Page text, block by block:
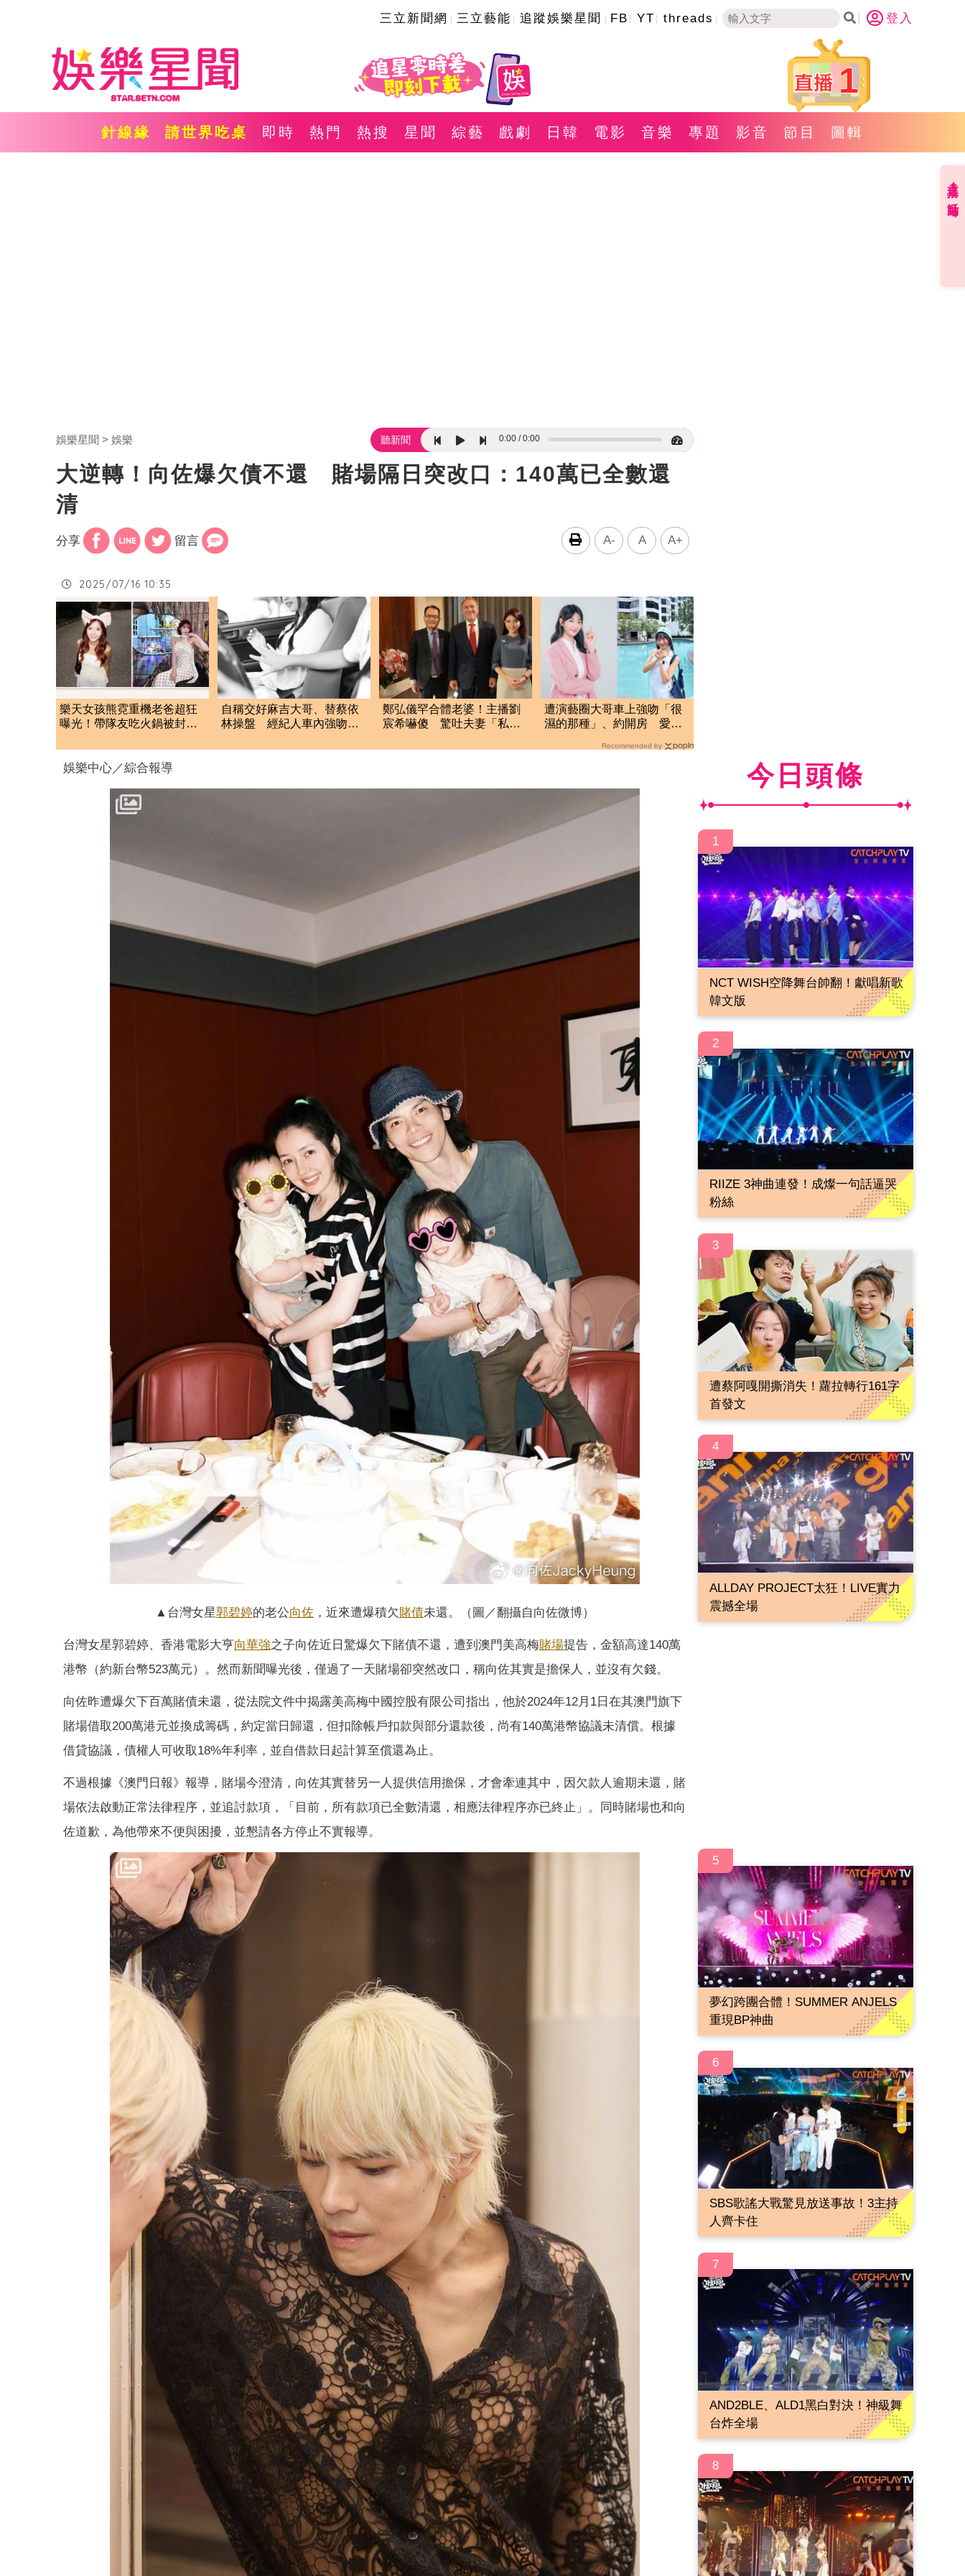
三立新聞網 三立藝能 追蹤娛樂星聞 FB YT threads 登入
1
針線緣 請世界吃桌 即時 熱門 熱搜 星聞 綜藝 戲劇 日韓 電影 音樂 專題 影音 節目 圖輯
娛樂星聞 娛樂 聽新聞 0:00 0:00
大逆轉！向佐爆欠債不還 賭場隔日突改口：140萬已全數還
清
分享 留言 A- A A+
2025/07/16 10:35
樂天女孩熊霓重機老爸超狂
曝光！帶隊友吃火鍋被封國
自稱交好麻吉大哥、替蔡依
林操盤 經紀人車內強吻女
鄭弘儀罕合體老婆！主播劉
宸希嚇傻 驚吐夫妻「私下
遭演藝圈大哥車上強吻「很
濕的那種」、約開房 愛莉
Recommended by
娛樂中心／綜合報導
▲台灣女星郭碧婷的老公向佐 ，近來遭爆積欠賭債未還。（圖／翻攝自向佐微博）
台灣女星郭碧婷、香港電影大亨向華強之子向佐近日驚爆欠下賭債不還，遭到澳門美高梅賭場提告，金額高達140萬
港幣（約新台幣523萬元）。然而新聞曝光後，僅過了一天賭場卻突然改口，稱向佐其實是擔保人，並沒有欠錢。
向佐昨遭爆欠下百萬賭債未還，從法院文件中揭露美高梅中國控股有限公司指出，他於2024年12月1日在其澳門旗下
賭場借取200萬港元並換成籌碼，約定當日歸還，但扣除帳戶扣款與部分還款後，尚有140萬港幣協議未清償。根據
借貸協議，債權人可收取18%年利率，並自借款日起計算至償還為止。
不過根據《澳門日報》報導，賭場今澄清，向佐其實替另一人提供信用擔保，才會牽連其中，因欠款人逾期未還，賭
場依法啟動正常法律程序，並追討款項，「目前，所有款項已全數清還，相應法律程序亦已終止」。同時賭場也和向
佐道歉，為他帶來不便與困擾，並懇請各方停止不實報導。
今日頭條
1
NCT WISH空降舞台帥翻！獻唱新歌
韓文版
2
RIIZE 3神曲連發！成燦一句話逼哭
粉絲
3
遭蔡阿嘎開撕消失！蘿拉轉行161字
首發文
4
ALLDAY PROJECT太狂！LIVE實力
震撼全場
5
夢幻跨團合體！SUMMER ANJELS
重現BP神曲
6
SBS歌謠大戰驚見放送事故！3主持
人齊卡住
7
AND2BLE、ALD1黑白對決！神級舞
台炸全場
8
直播✦活動